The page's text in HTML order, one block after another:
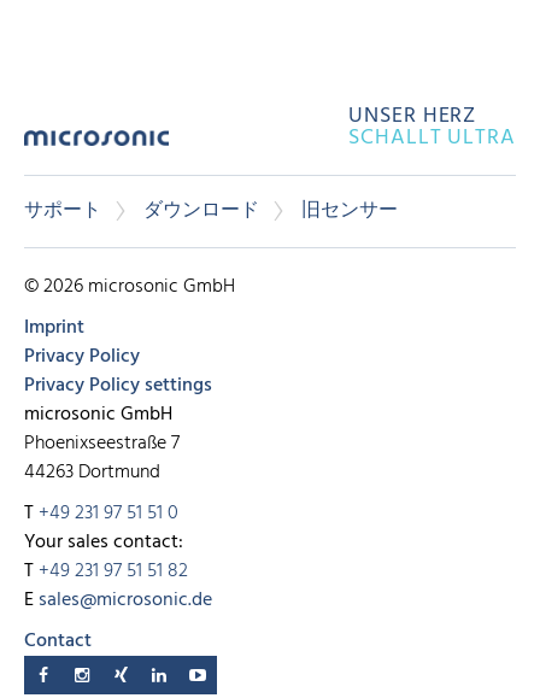
UNSER HERZ
SCHALLT ULTRA
サポート ダウンロード 旧センサー
© 2026 microsonic GmbH
Imprint
Privacy Policy
Privacy Policy settings
microsonic GmbH
Phoenixseestraße 7
44263 Dortmund
T+49 231 97 51 51 0
Your sales contact:
T+49 231 97 51 51 82
Esales@microsonic.de
Contact